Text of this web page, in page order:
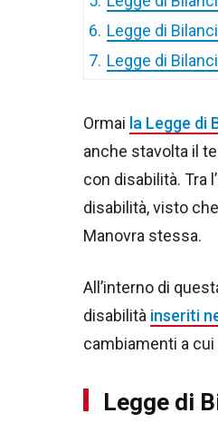
6. Legge di
7. Legge di
Ormai la Legge di
anche stavolta il
con disabilità. Tra
disabilità, visto
Manovra stessa.
All’interno di
disabilità inseriti
cambiamenti a cui
Legge di